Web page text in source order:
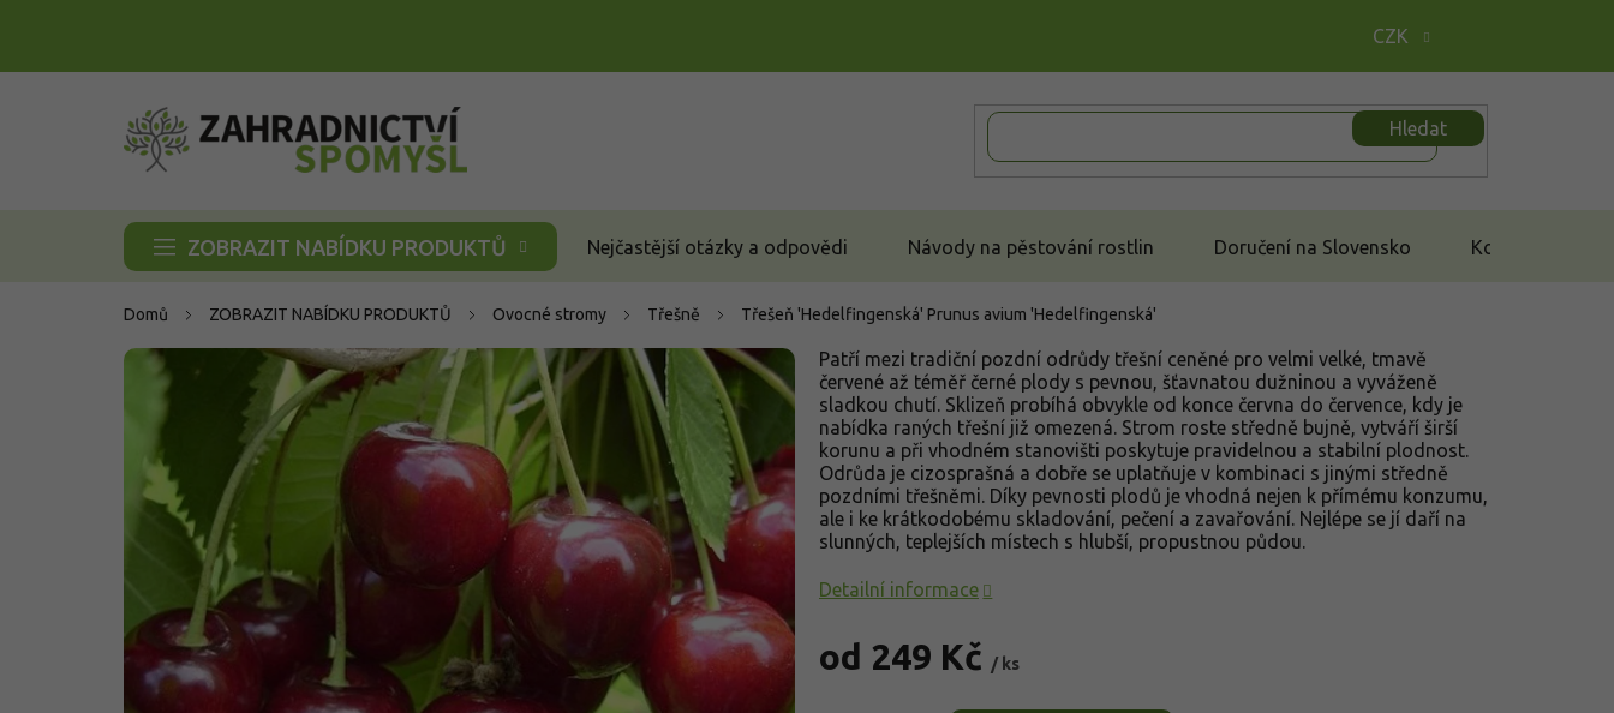
CZK
Hledat
ZOBRAZIT NABÍDKU PRODUKTŮ Nejčastější otázky a odpovědi Návody na pěstování rostlin Doručení na Slovensko Kontakt
Domů ZOBRAZIT NABÍDKU PRODUKTŮ Ovocné stromy Třešně Třešeň 'Hedelfingenská' Prunus avium 'Hedelfingenská'
od 249 Kč / ks
Patří mezi tradiční pozdní odrůdy třešní ceněné pro velmi velké, tmavě
červené až téměř černé plody s pevnou, šťavnatou dužninou a vyváženě
sladkou chutí. Sklizeň probíhá obvykle od konce června do července, kdy je
nabídka raných třešní již omezená. Strom roste středně bujně, vytváří širší
korunu a při vhodném stanovišti poskytuje pravidelnou a stabilní plodnost.
Odrůda je cizosprašná a dobře se uplatňuje v kombinaci s jinými středně
pozdními třešněmi. Díky pevnosti plodů je vhodná nejen k přímému konzumu,
ale i ke krátkodobému skladování, pečení a zavařování. Nejlépe se jí daří na
slunných, teplejších místech s hlubší, propustnou půdou.
Detailní informace